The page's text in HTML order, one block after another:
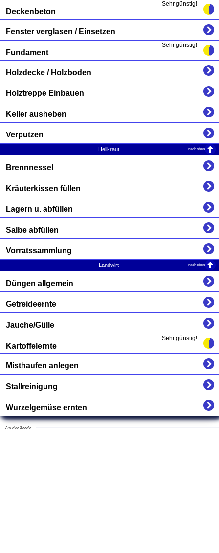
Sehr günstig!
Deckenbeton
Fenster verglasen / Einsetzen
Sehr günstig!
Fundament
Holzdecke / Holzboden
Holztreppe Einbauen
Keller ausheben
Verputzen
Heilkraut nach oben
Brennnessel
Kräuterkissen füllen
Lagern u. abfüllen
Salbe abfüllen
Vorratssammlung
Landwirt nach oben
Düngen allgemein
Getreideernte
Jauche/Gülle
Sehr günstig!
Kartoffelernte
Misthaufen anlegen
Stallreinigung
Wurzelgemüse ernten
Anzeige Google